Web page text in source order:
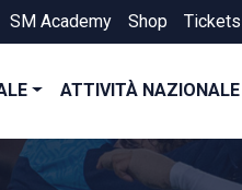
SM Academy Shop Tickets
ATTIVITÀ NAZIONALE